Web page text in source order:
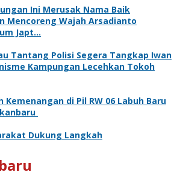
Ini Merusak Nama Baik
Mencoreng Wajah Arsadianto
Japt…
Tantang Polisi Segera Tangkap Iwan
Kampungan Lecehkan Tokoh
Kemenangan di Pil RW 06 Labuh Baru
Dukung Langkah